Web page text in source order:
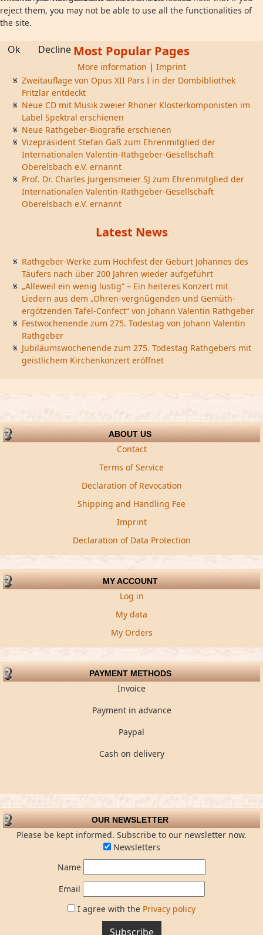
Most Popular Pages
Zweitauflage von Opus XII Pars I in der Dombibliothek
Fritzlar entdeckt
Neue CD mit Musik zweier Rhöner Klosterkomponisten im
Label Spektral erschienen
Neue Rathgeber-Biografie erschienen
Vizepräsident Stefan Gaß zum Ehrenmitglied der
Internationalen Valentin-Rathgeber-Gesellschaft
Oberelsbach e.V. ernannt
Prof. Dr. Charles Jurgensmeier SJ zum Ehrenmitglied der
Internationalen Valentin-Rathgeber-Gesellschaft
Oberelsbach e.V. ernannt
Latest News
Rathgeber-Werke zum Hochfest der Geburt Johannes des
Täufers nach über 200 Jahren wieder aufgeführt
„Alleweil ein wenig lustig“ – Ein heiteres Konzert mit
Liedern aus dem „Ohren-vergnügenden und Gemüth-
ergötzenden Tafel-Confect“ von Johann Valentin Rathgeber
Festwochenende zum 275. Todestag von Johann Valentin
Rathgeber
Jubiläumswochenende zum 275. Todestag Rathgebers mit
geistlichem Kirchenkonzert eröffnet
ABOUT US
Contact
Terms of Service
Declaration of Revocation
Shipping and Handling Fee
Imprint
Declaration of Data Protection
MY ACCOUNT
Log in
My data
My Orders
PAYMENT METHODS
Invoice
Payment in advance
Paypal
Cash on delivery
OUR NEWSLETTER
Please be kept informed. Subscribe to our newsletter now.
Newsletters
Name
Email
I agree with the Privacy policy
Subscribe
reject them, you may not be able to use all the functionalities of
the site.
Ok Decline
More information | Imprint